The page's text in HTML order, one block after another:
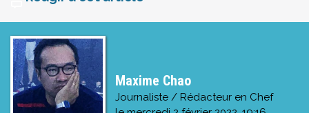
Maxime Chao
Journaliste / Rédacteur en Chef